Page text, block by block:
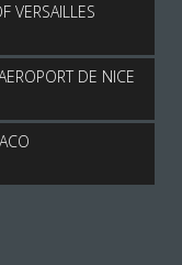
VERSAILLES
DE NICE